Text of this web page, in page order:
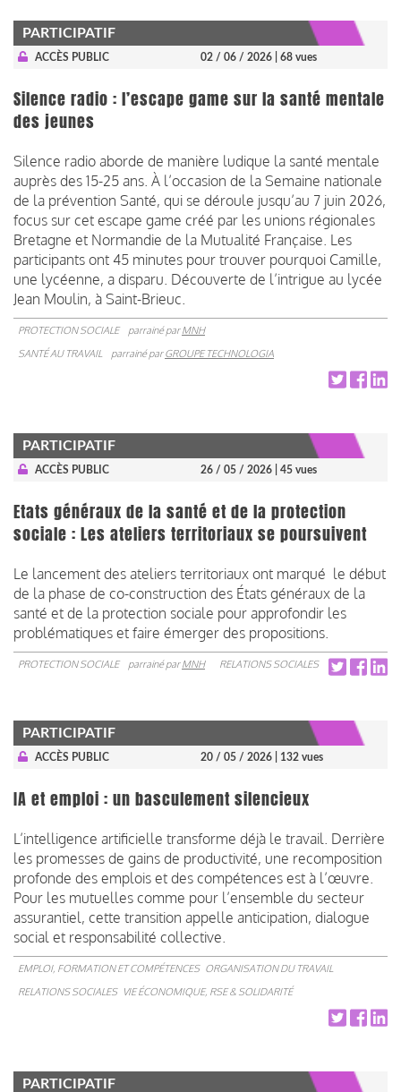
PARTICIPATIF
ACCÈS PUBLIC 02 / 06 / 2026 | 68 vues
Silence radio : l’escape game sur la santé mentale
des jeunes
Silence radio aborde de manière ludique la santé mentale
auprès des 15-25 ans. À l’occasion de la Semaine nationale
de la prévention Santé, qui se déroule jusqu’au 7 juin 2026,
focus sur cet escape game créé par les unions régionales
Bretagne et Normandie de la Mutualité Française. Les
participants ont 45 minutes pour trouver pourquoi Camille,
une lycéenne, a disparu. Découverte de l’intrigue au lycée
Jean Moulin, à Saint-Brieuc.
PROTECTION SOCIALE parrainé parMNH
SANTÉ AU TRAVAIL
parrainé parGROUPE TECHNOLOGIA
PARTICIPATIF
ACCÈS PUBLIC 26 / 05 / 2026 | 45 vues
Etats généraux de la santé et de la protection
sociale : Les ateliers territoriaux se poursuivent
Le lancement des ateliers territoriaux ont marqué le début
de la phase de co-construction des États généraux de la
santé et de la protection sociale pour approfondir les
problématiques et faire émerger des propositions.
PROTECTION SOCIALE parrainé parMNH RELATIONS SOCIALES
PARTICIPATIF
ACCÈS PUBLIC 20 / 05 / 2026 | 132 vues
IA et emploi : un basculement silencieux
L’intelligence artificielle transforme déjà le travail. Derrière
les promesses de gains de productivité, une recomposition
profonde des emplois et des compétences est à l’œuvre.
Pour les mutuelles comme pour l’ensemble du secteur
assurantiel, cette transition appelle anticipation, dialogue
social et responsabilité collective.
EMPLOI, FORMATION ET COMPÉTENCES ORGANISATION DU TRAVAIL
RELATIONS SOCIALES VIE ÉCONOMIQUE, RSE & SOLIDARITÉ
PARTICIPATIF